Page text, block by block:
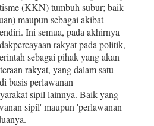
(KKN) tumbuh subur; baik
maupun sebagai akibat
Ini semua, pada akhirnya
rakyat pada politik,
sebagai pihak yang akan
rakyat, yang dalam satu
basis perlawanan
sipil lainnya. Baik yang
si­pil' maupun 'perlawanan